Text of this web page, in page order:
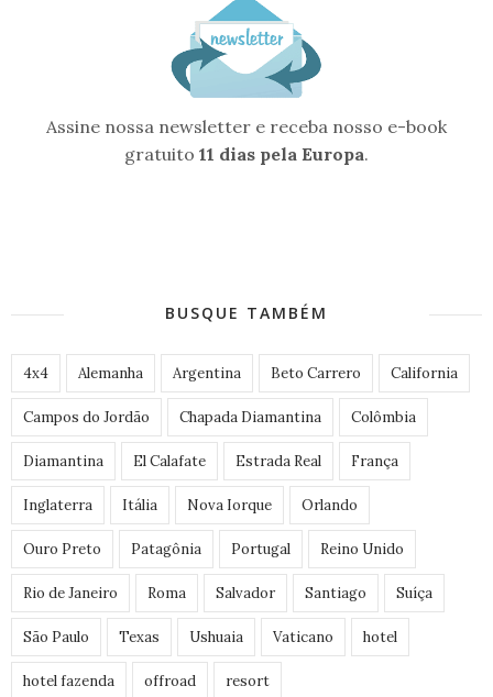
Assine nossa newsletter e receba nosso e-book
gratuito 11 dias pela Europa.
BUSQUE TAMBÉM
4x4 Alemanha Argentina Beto Carrero California
Campos do Jordão Chapada Diamantina Colômbia
Diamantina El Calafate Estrada Real França
Inglaterra Itália Nova Iorque Orlando
Ouro Preto Patagônia Portugal Reino Unido
Rio de Janeiro Roma Salvador Santiago Suíça
São Paulo Texas Ushuaia Vaticano hotel
hotel fazenda offroad resort